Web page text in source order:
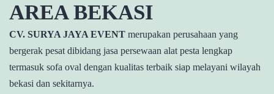
AREA BEKASI
CV. SURYA JAYA EVENT merupakan perusahaan yang
bergerak pesat dibidang jasa persewaan alat pesta lengkap
termasuk sofa oval dengan kualitas terbaik siap melayani wilayah
bekasi dan sekitarnya.